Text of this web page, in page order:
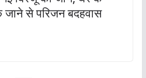
से परिजन बदहवास